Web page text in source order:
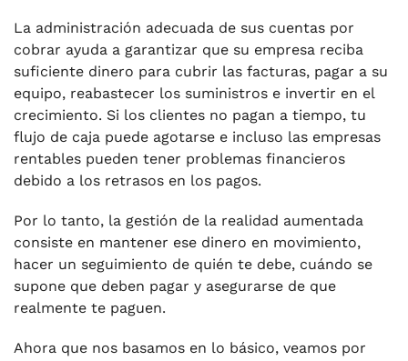
La administración adecuada de sus cuentas por
cobrar ayuda a garantizar que su empresa reciba
suficiente dinero para cubrir las facturas, pagar a su
equipo, reabastecer los suministros e invertir en el
crecimiento. Si los clientes no pagan a tiempo, tu
flujo de caja puede agotarse e incluso las empresas
rentables pueden tener problemas financieros
debido a los retrasos en los pagos.
Por lo tanto, la gestión de la realidad aumentada
consiste en mantener ese dinero en movimiento,
hacer un seguimiento de quién te debe, cuándo se
supone que deben pagar y asegurarse de que
realmente te paguen.
Ahora que nos basamos en lo básico, veamos por